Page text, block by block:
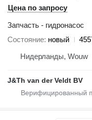
Цена по запросу
Запчасть - гидронасос
Состояние новый
Нидерланды, Wouw
J&Th van der Veldt BV